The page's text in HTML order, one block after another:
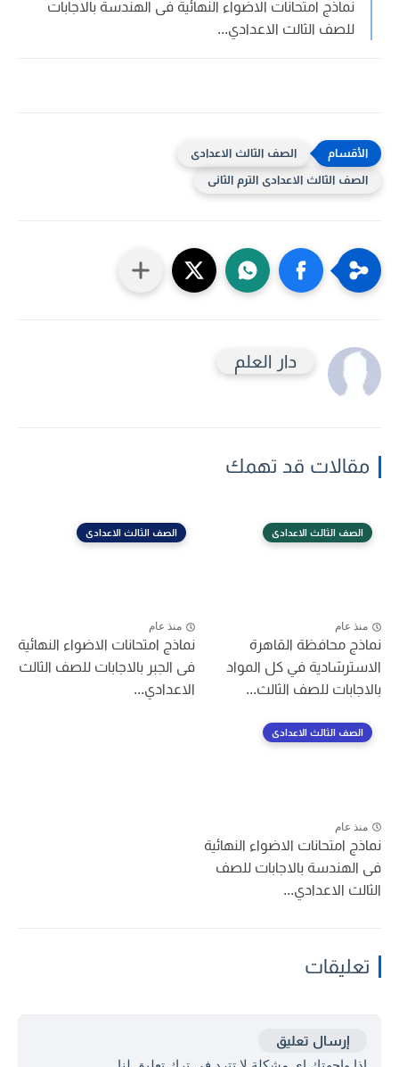
نماذج امتحانات الاضواء النهائية فى الهندسة بالاجابات
للصف الثالث الاعدادي...
الصف الثالث الاعدادى
الصف الثالث الاعدادى الترم الثانى
دار العلم
مقالات قد تهمك
الصف الثالث الاعدادى
منذ عام
نماذج محافظة القاهرة
الاسترشادية في كل المواد
بالاجابات للصف الثالث...
الصف الثالث الاعدادى
منذ عام
نماذج امتحانات الاضواء النهائية
فى الجبر بالاجابات للصف الثالث
الاعدادي...
الصف الثالث الاعدادى
منذ عام
نماذج امتحانات الاضواء النهائية
فى الهندسة بالاجابات للصف
الثالث الاعدادي...
تعليقات
إرسال تعليق